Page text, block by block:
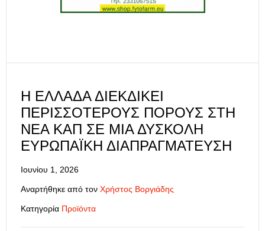
Η ΕΛΛΆΔΑ ΔΙΕΚΔΙΚΕΊ
ΠΕΡΙΣΣΌΤΕΡΟΥΣ ΠΌΡΟΥΣ ΣΤΗ
ΝΈΑ ΚΑΠ ΣΕ ΜΙΑ ΔΎΣΚΟΛΗ
ΕΥΡΩΠΑΪΚΉ ΔΙΑΠΡΑΓΜΆΤΕΥΣΗ
Ιουνίου 1, 2026
Αναρτήθηκε από τον Χρήστος Βοργιάδης
Κατηγορία Προϊόντα